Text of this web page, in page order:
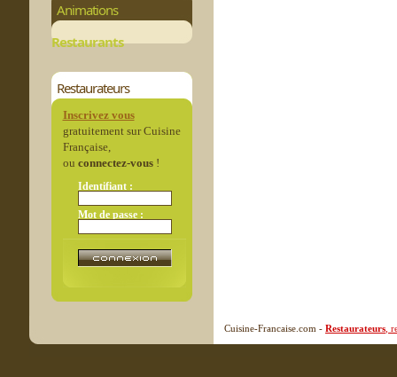
Animations
Restaurants
Restaurateurs
Inscrivez vous
gratuitement sur Cuisine
Française,
ou connectez-vous!
Identifiant :
Mot de passe :
Cuisine-Francaise.com - Restaurateurs ,